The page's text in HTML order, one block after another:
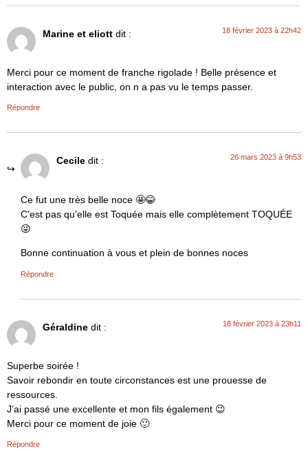
Marine et eliott dit : 18 février 2023 à 22h42
Merci pour ce moment de franche rigolade ! Belle présence et
interaction avec le public, on n a pas vu le temps passer.
Répondre
Cecile dit : 26 mars 2023 à 9h53
Ce fut une très belle noce 🤩😂
C’est pas qu’elle est Toquée mais elle complètement TOQUÉE
😜
Bonne continuation à vous et plein de bonnes noces
Répondre
Géraldine dit : 18 février 2023 à 23h11
Superbe soirée !
Savoir rebondir en toute circonstances est une prouesse de
ressources.
J’ai passé une excellente et mon fils également 😉
Merci pour ce moment de joie 🙂
Répondre